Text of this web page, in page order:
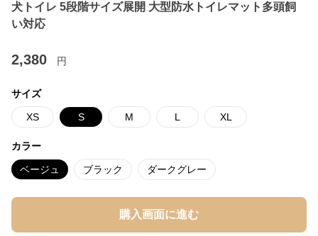
犬トイレ 5段階サイズ展開 大型防水トイレマット多頭飼
い対応
2,380 円
サイズ
XS S M L XL
カラー
ベージュ ブラック ダークグレー
購入画面に進む